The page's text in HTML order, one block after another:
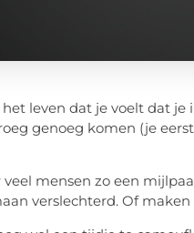
leven dat je voelt dat
genoeg komen (je
mensen zo een
verslechterd. Of